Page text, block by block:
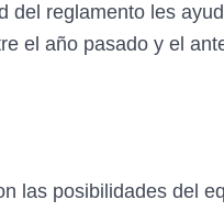
reglamento les
el año pasado y el
posibilidades del